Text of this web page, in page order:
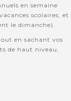
en semaine
scolaires, et
le dimanche).
en sachant vos
de haut niveau,